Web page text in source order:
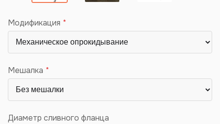
Модификация
Мешалка
Диаметр сливного фланца